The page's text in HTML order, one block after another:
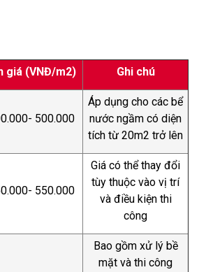
giá (VNĐ/m2) Ghi chú
500.000
Áp dụng cho các bể
nước ngầm có diện
tích từ 20m2 trở lên
550.000
Giá có thể thay đổi
tùy thuộc vào vị trí
và điều kiện thi
công
Bao gồm xử lý bề
mặt và thi công